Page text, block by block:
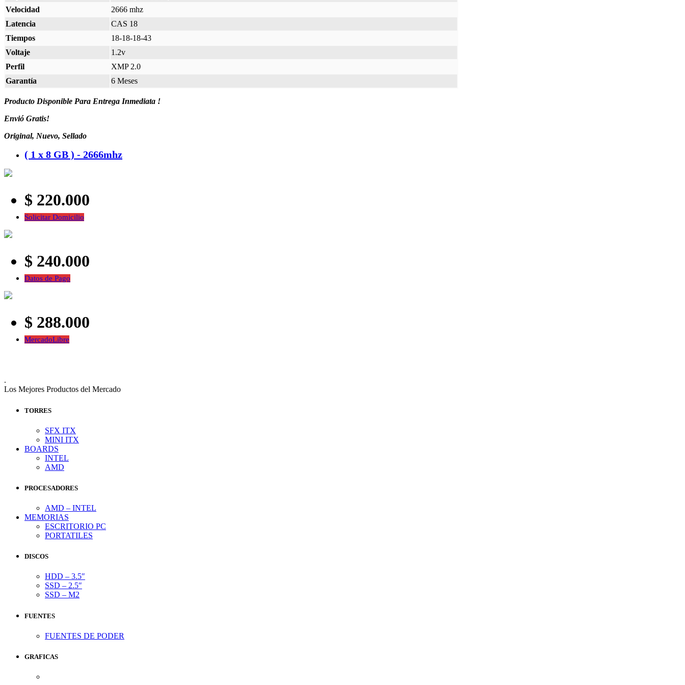
Velocidad
2666 mhz
Latencia
CAS 18
Tiempos
18-18-18-43
Voltaje
1.2v
Perfil
XMP 2.0
Garantía
6 Meses
Producto Disponible Para Entrega Inmediata !
Envió Gratis!
Original, Nuevo, Sellado
( 1 x 8 GB ) - 2666mhz
$ 220.000
Solicitar Domicilio
$ 240.000
Datos de Pago
$ 288.000
MercadoLibre
.
Los Mejores Productos del Mercado
TORRES
SFX ITX
MINI ITX
BOARDS
INTEL
AMD
PROCESADORES
AMD – INTEL
MEMORIAS
ESCRITORIO PC
PORTATILES
DISCOS
HDD – 3.5″
SSD – 2.5″
SSD – M2
FUENTES
FUENTES DE PODER
GRAFICAS